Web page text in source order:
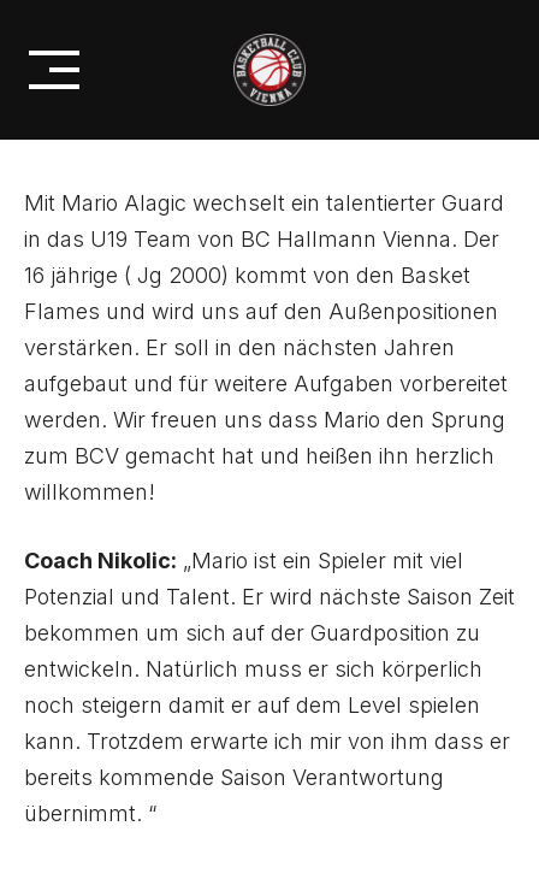
contentNEUER U19 SPIELER FÜR BCV
Mit Mario Alagic wechselt ein talentierter Guard
in das U19 Team von BC Hallmann Vienna. Der
16 jährige ( Jg 2000) kommt von den Basket
Flames und wird uns auf den Außenpositionen
verstärken. Er soll in den nächsten Jahren
aufgebaut und für weitere Aufgaben vorbereitet
werden. Wir freuen uns dass Mario den Sprung
zum BCV gemacht hat und heißen ihn herzlich
willkommen!
Coach Nikolic: „Mario ist ein Spieler mit viel
Potenzial und Talent. Er wird nächste Saison Zeit
bekommen um sich auf der Guardposition zu
entwickeln. Natürlich muss er sich körperlich
noch steigern damit er auf dem Level spielen
kann. Trotzdem erwarte ich mir von ihm dass er
bereits kommende Saison Verantwortung
übernimmt. “